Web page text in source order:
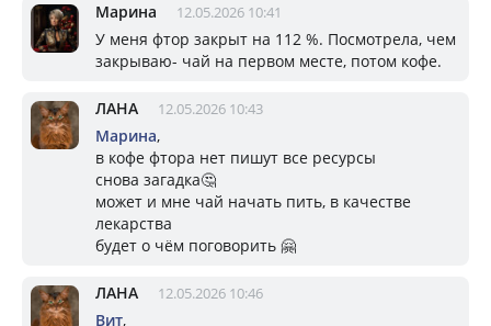
Марина 12.05.2026 10:41
У меня фтор закрыт на 112 %. Посмотрела, чем
закрываю- чай на первом месте, потом кофе.
ЛАНА 12.05.2026 10:43
Марина,
в кофе фтора нет пишут все ресурсы
снова загадка🤔
может и мне чай начать пить, в качестве
лекарства
будет о чём поговорить 🤗
ЛАНА 12.05.2026 10:46
Вит,